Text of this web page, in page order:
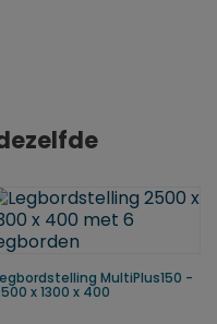
MultiPlus150 -
x 1300 x 400